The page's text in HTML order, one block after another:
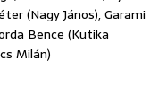
(Nagy János), Garami
Bence (Kutika
Milán)